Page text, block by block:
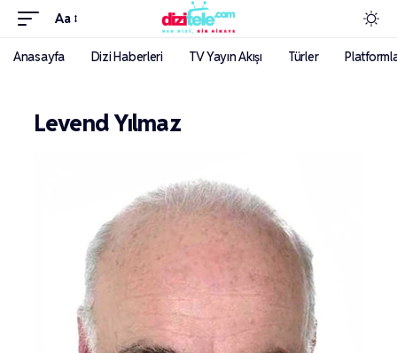
Aa
Anasayfa Dizi Haberleri TV Yayın Akışı Türler
Levend Yılmaz